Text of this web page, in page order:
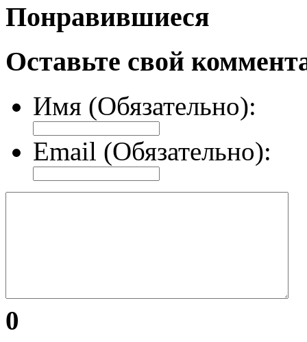
Понравившиеся
Оставьте свой
Имя (Обязательно):
Email (Обязательно):
0